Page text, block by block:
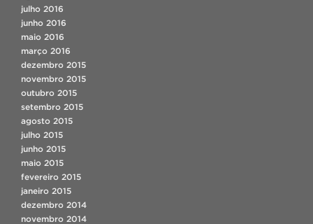
julho 2016
junho 2016
maio 2016
março 2016
dezembro 2015
novembro 2015
outubro 2015
setembro 2015
agosto 2015
julho 2015
junho 2015
maio 2015
fevereiro 2015
janeiro 2015
dezembro 2014
novembro 2014